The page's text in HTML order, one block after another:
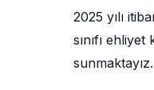
2025 yılı
sınıfı
sunmaktayız.